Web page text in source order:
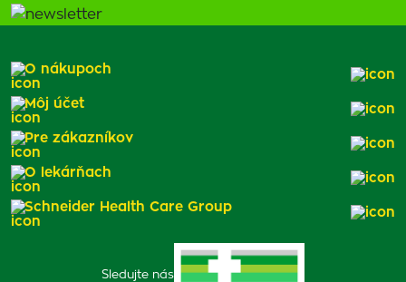
Sledujte nás
O nákupoch
Môj účet
Pre zákazníkov
O lekárňach
Schneider Health Care Group